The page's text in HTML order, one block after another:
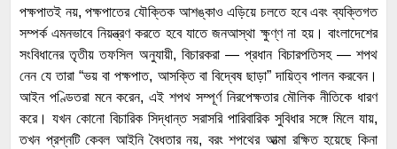
পক্ষপাতই নয়, পক্ষপাতের যৌক্তিক আশঙ্কাও এড়িয়ে চলতে হবে এবং ব্যক্তিগত
সম্পর্ক এমনভাবে নিয়ন্ত্রণ করতে হবে যাতে জনআস্থা ক্ষুণ্ণ না হয়। বাংলাদেশের
সংবিধানের তৃতীয় তফসিল অনুযায়ী, বিচারকরা — প্রধান বিচারপতিসহ — শপথ
নেন যে তারা “ভয় বা পক্ষপাত, আসক্তি বা বিদ্বেষ ছাড়া” দায়িত্ব পালন করবেন।
আইন পণ্ডিতরা মনে করেন, এই শপথ সম্পূর্ণ নিরপেক্ষতার মৌলিক নীতিকে ধারণ
করে। যখন কোনো বিচারিক সিদ্ধান্ত সরাসরি পারিবারিক সুবিধার সঙ্গে মিলে যায়,
তখন প্রশ্নটি কেবল আইনি বৈধতার নয়, বরং শপথের আত্মা রক্ষিত হয়েছে কিনা